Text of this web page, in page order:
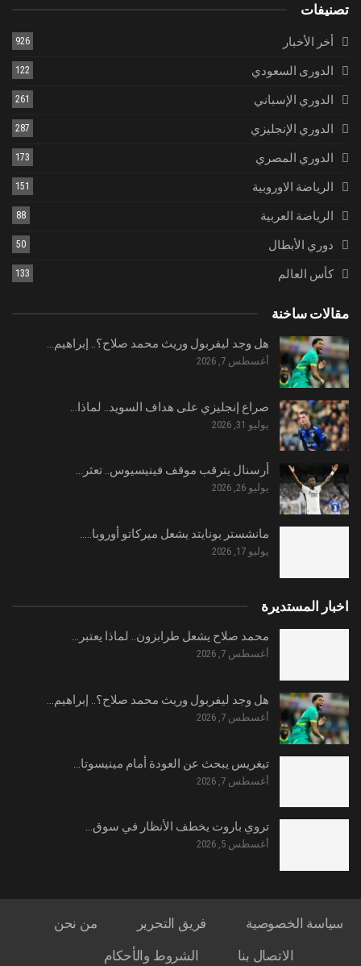
تصنيفات
أخر الأخبار 926
الدورى السعودي 122
الدوري الإسباني 261
الدوري الإنجليزي 287
الدوري المصري 173
الرياضة الاوروبية 151
الرياضة العربية 88
دوري الأبطال 50
كأس العالم 133
مقالات ساخنة
هل وجد ليفربول وريث محمد صلاح؟.. إبراهيم…
أغسطس 7, 2026
صراع إنجليزي على هداف السويد.. لماذا…
يوليو 31, 2026
أرسنال يترقب موقف فينيسيوس.. تعثر…
يوليو 26, 2026
مانشستر يونايتد يشعل ميركاتو أوروبا..…
يوليو 17, 2026
اخبار المستديرة
محمد صلاح يشعل طرابزون.. لماذا يعتبر…
أغسطس 7, 2026
هل وجد ليفربول وريث محمد صلاح؟.. إبراهيم…
أغسطس 7, 2026
تيغريس يبحث عن العودة أمام مينيسوتا…
أغسطس 7, 2026
تروي باروت يخطف الأنظار في سوق…
أغسطس 5, 2026
سياسة الخصوصية فريق التحرير
من نحن
الاتصال بنا
الشروط والأحكام